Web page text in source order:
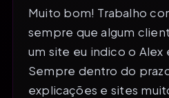
Muito bom! Trabalho
sempre que algum
um site eu indico o Alex
Sempre dentro do
explicações e sites